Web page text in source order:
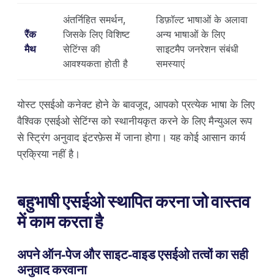
रैंक
मैथ
अंतर्निहित समर्थन,
जिसके लिए विशिष्ट
सेटिंग्स की
आवश्यकता होती है
डिफ़ॉल्ट भाषाओं के अलावा
अन्य भाषाओं के लिए
साइटमैप जनरेशन संबंधी
समस्याएं
योस्ट एसईओ कनेक्ट होने के बावजूद, आपको प्रत्येक भाषा के लिए
वैश्विक एसईओ सेटिंग्स को स्थानीयकृत करने के लिए मैन्युअल रूप
से स्ट्रिंग अनुवाद इंटरफ़ेस में जाना होगा। यह कोई आसान कार्य
प्रक्रिया नहीं है।
बहुभाषी एसईओ स्थापित करना जो वास्तव
में काम करता है
अपने ऑन-पेज और साइट-वाइड एसईओ तत्वों का सही
अनुवाद करवाना